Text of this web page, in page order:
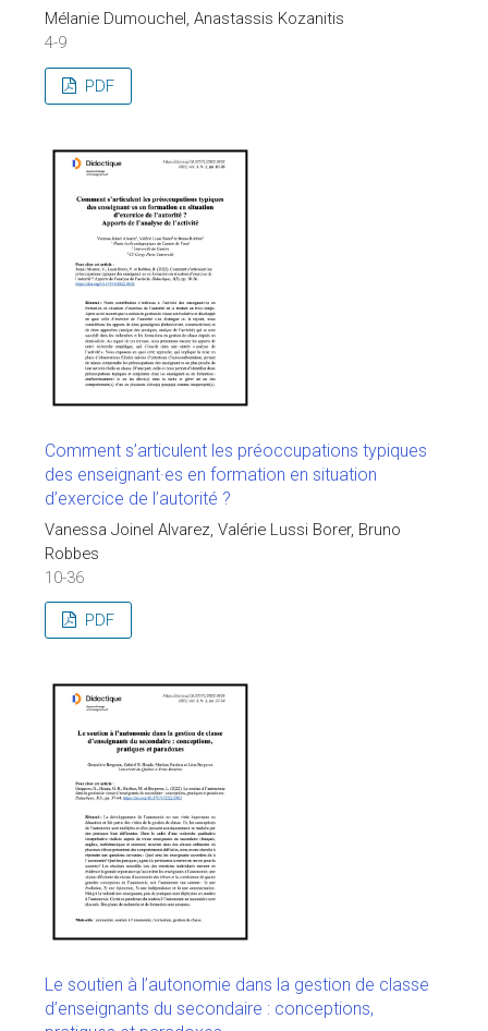
Mélanie Dumouchel, Anastassis Kozanitis
4-9
PDF
Comment s’articulent les préoccupations typiques
des enseignant·es en formation en situation
d’exercice de l’autorité ?
Vanessa Joinel Alvarez, Valérie Lussi Borer, Bruno
Robbes
10-36
PDF
Le soutien à l’autonomie dans la gestion de classe
d’enseignants du secondaire : conceptions,